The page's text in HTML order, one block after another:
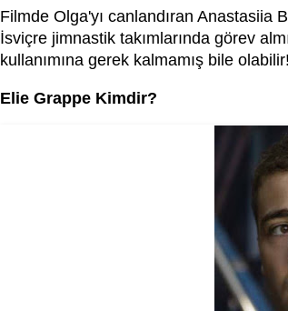
Filmde Olga'yı canlandıran
İsviçre jimnastik takımlarında görev
kullanımına gerek kalmamış bile olabilir!
Elie Grappe Kimdir?